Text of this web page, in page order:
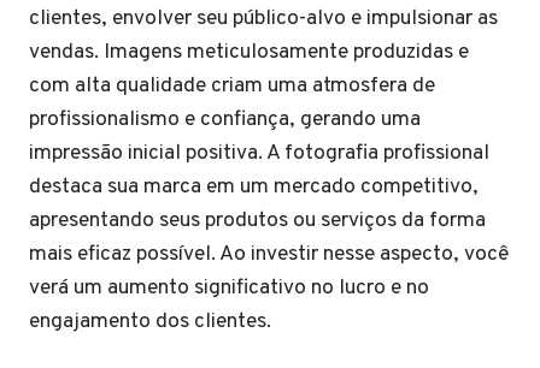
clientes, envolver seu público-alvo e impulsionar as
vendas. Imagens meticulosamente produzidas e
com alta qualidade criam uma atmosfera de
profissionalismo e confiança, gerando uma
impressão inicial positiva. A fotografia profissional
destaca sua marca em um mercado competitivo,
apresentando seus produtos ou serviços da forma
mais eficaz possível. Ao investir nesse aspecto, você
verá um aumento significativo no lucro e no
engajamento dos clientes.